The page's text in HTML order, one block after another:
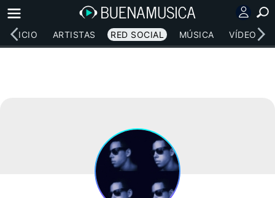
INICIO ARTISTAS RED SOCIAL MÚSICA VÍDEOS